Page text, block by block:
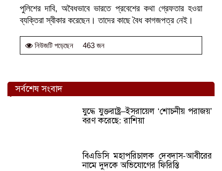
পুলিশের দাবি, অবৈধভাবে ভারতে প্রবেশের কথা গ্রেফতার হওয়া
ব্যক্তিরা স্বীকার করেছেন। তাদের কাছে বৈধ কাগজপত্র নেই।
নিউজটি পড়েছেন 463 জন
সর্বশেষ সংবাদ
যুদ্ধে যুক্তরাষ্ট্র–ইসরায়েল ‘শোচনীয় পরাজয়’
বরণ করেছে: রাশিয়া
বিএডিসি মহাপরিচালক দেবদাস-আবীরের
নামে দুদকে অভিযোগের ফিরিস্তি